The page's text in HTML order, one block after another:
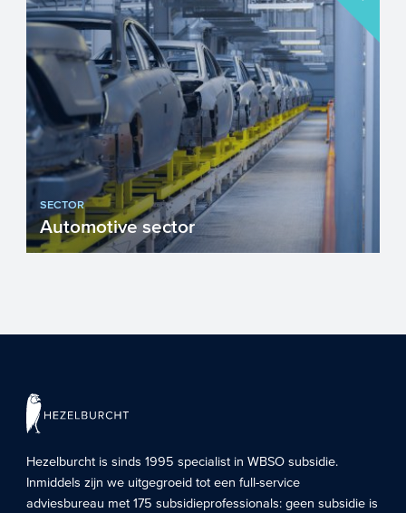
voor economische groei. Toepassing van
ICT krijgt daarbij ee...
SECTOR
Automotive sector
aantal geweldige opgav...
Hezelburcht is sinds 1995 specialist inWBSO subsidie.
Inmiddels zijn we uitgegroeid tot een full-service
adviesbureau met 175 subsidieprofessionals: geen subsidie is